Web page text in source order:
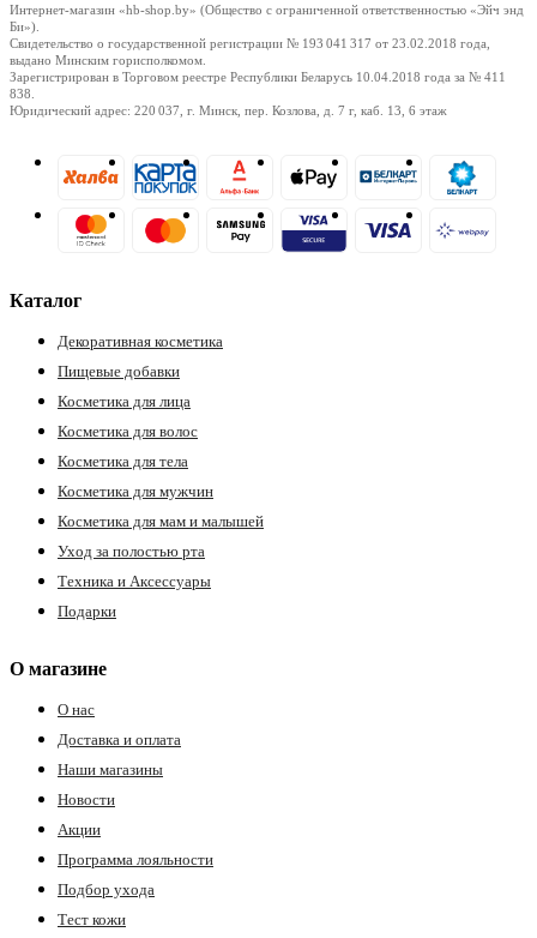
Интернет-магазин «hb-shop.by» (Общество с ограниченной ответственностью «Эйч энд
Би»).
Свидетельство о государственной регистрации № 193 041 317 от 23.02.2018 года,
выдано Минским горисполкомом.
Зарегистрирован в Торговом реестре Республики Беларусь 10.04.2018 года за № 411
838.
Юридический адрес: 220 037, г. Минск, пер. Козлова, д. 7 г, каб. 13, 6 этаж
Каталог
Декоративная косметика
Пищевые добавки
Косметика для лица
Косметика для волос
Косметика для тела
Косметика для мужчин
Косметика для мам и малышей
Уход за полостью рта
Техника и Аксессуары
Подарки
О магазине
О нас
Доставка и оплата
Наши магазины
Новости
Акции
Программа лояльности
Подбор ухода
Тест кожи